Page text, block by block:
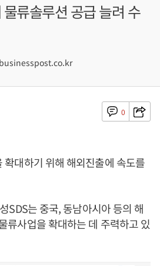
류솔루션 공급 늘려 수
0
확대하기 위해 해외진출에 속도를
SDS는 중국, 동남아시아 등의 해
류사업을 확대하는 데 주력하고 있